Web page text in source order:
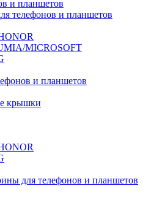
и планшетов
телефонов и планшетов
MICROSOFT
и планшетов
крышки
для телефонов и планшетов